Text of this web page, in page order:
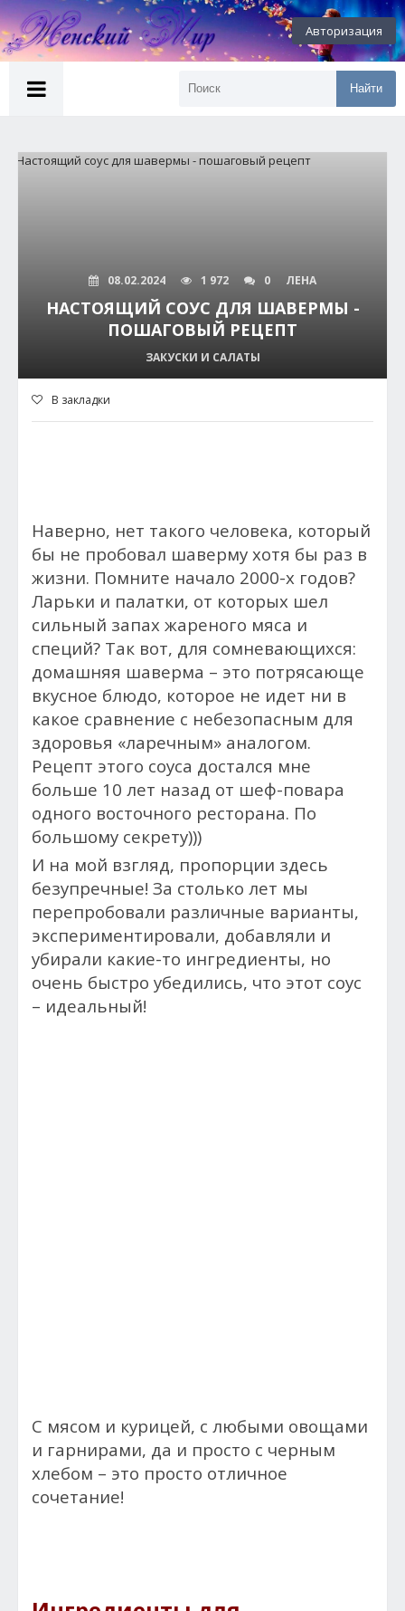
Авторизация
Найти
08.02.2024 1 972 0 ЛЕНА
НАСТОЯЩИЙ СОУС ДЛЯ ШАВЕРМЫ -
ПОШАГОВЫЙ РЕЦЕПТ
ЗАКУСКИ И САЛАТЫ
В закладки
Наверно, нет такого человека, который
бы не пробовал шаверму хотя бы раз в
жизни. Помните начало 2000-х годов?
Ларьки и палатки, от которых шел
сильный запах жареного мяса и
специй? Так вот, для сомневающихся:
домашняя шаверма – это потрясающе
вкусное блюдо, которое не идет ни в
какое сравнение с небезопасным для
здоровья «ларечным» аналогом.
Рецепт этого соуса достался мне
больше 10 лет назад от шеф-повара
одного восточного ресторана. По
большому секрету)))
И на мой взгляд, пропорции здесь
безупречные! За столько лет мы
перепробовали различные варианты,
экспериментировали, добавляли и
убирали какие-то ингредиенты, но
очень быстро убедились, что этот соус
– идеальный!
С мясом и курицей, с любыми овощами
и гарнирами, да и просто с черным
хлебом – это просто отличное
сочетание!